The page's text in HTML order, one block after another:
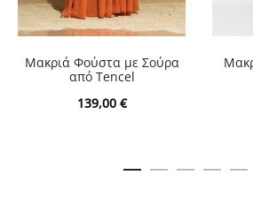
Μακριά Φούστα με Σούρα
από Tencel
139,00 €